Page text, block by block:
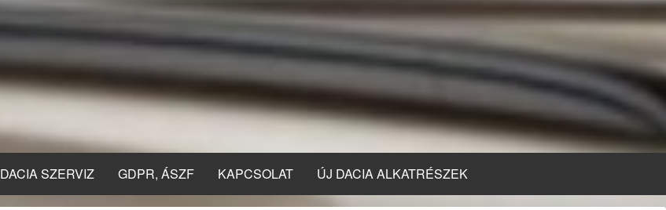
DACIA SZERVIZ GDPR, ÁSZF KAPCSOLAT ÚJ DACIA ALKATRÉSZEK